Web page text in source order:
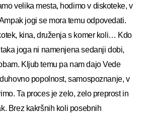
velika mesta, hodimo v diskoteke, v
jogi se mora temu odpovedati.
kina, druženja s komer koli… Kdo
joga ni namenjena sedanji dobi,
Kljub temu pa nam dajo Vede
popolnost, samospoznanje, v
Ta proces je zelo, zelo preprost in
Brez kakršnih koli posebnih